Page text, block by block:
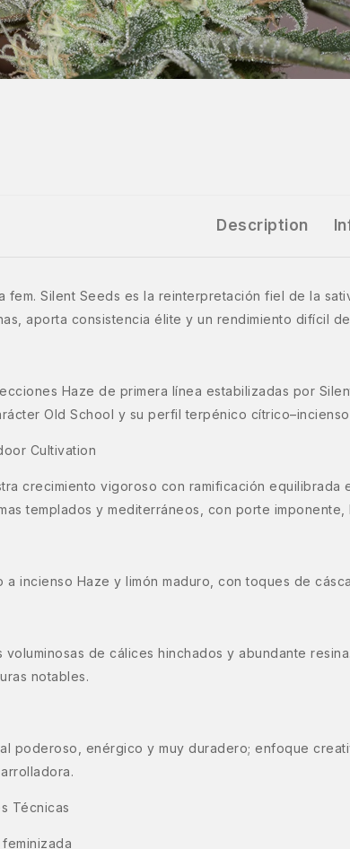
Description
fem. Silent Seeds es la reinterpretación fiel de la
aporta consistencia élite y un rendimiento difícil
Haze de primera línea estabilizadas por
Old School y su perfil terpénico
Cultivation
crecimiento vigoroso con ramificación
templados y mediterráneos, con porte
a incienso Haze y limón maduro, con toques de
voluminosas de cálices hinchados y abundante
notables.
poderoso, enérgico y muy duradero; enfoque
Técnicas